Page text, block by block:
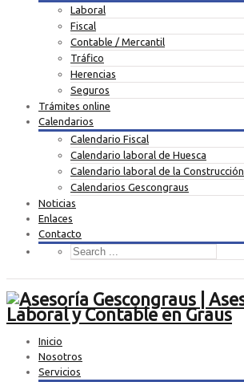
Laboral
Fiscal
Contable / Mercantil
Tráfico
Herencias
Seguros
Trámites online
Calendarios
Calendario Fiscal
Calendario laboral de Huesca
Calendario laboral de la Construcción
Calendarios Gescongraus
Noticias
Enlaces
Contacto
Inicio
Nosotros
Servicios